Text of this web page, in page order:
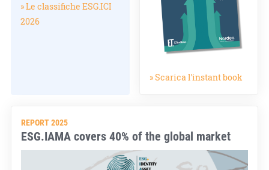
» Le classifiche ESG.ICI
2026
» Scarica l'instant book
REPORT 2025
ESG.IAMA covers 40% of the global market